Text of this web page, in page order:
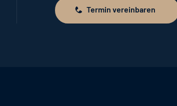
Termin vereinbaren
Termin vereinbaren